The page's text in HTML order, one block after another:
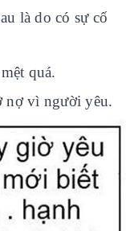
là do có sự cố
quá.
nợ vì người yêu.